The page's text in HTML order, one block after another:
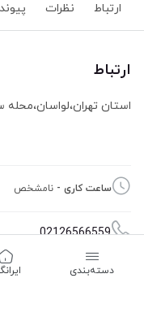
ارتباط نظرات
ارتباط
استان تهران،لواسان،محله
ساعت کاری - نامشخص
02126566559
دسته‌بندی